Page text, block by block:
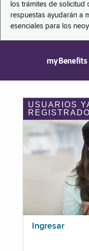
los trámites de solicitud
respuestas ayudarán a
esenciales para los
myBenefits
USUARIOS
Ingresar